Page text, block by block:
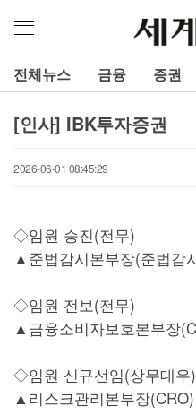
메
열
기
전체뉴스 금융 증권
[인사] IBK투자증권
2026-06-01 08:45:29
◇임원 승진(전무)
▲준법감시본부장(준법감
◇임원 전보(전무)
▲금융소비자보호본부장
◇임원 신규선임(상무대우)
▲리스크관리본부장